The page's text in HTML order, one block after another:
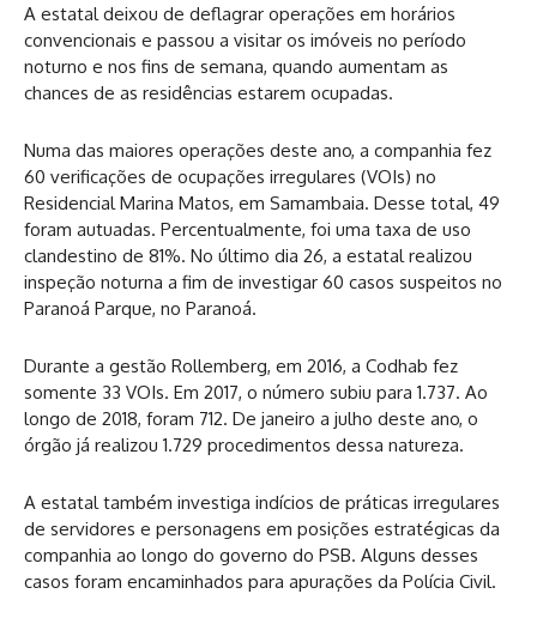
A estatal deixou de deflagrar operações em horários
convencionais e passou a visitar os imóveis no período
noturno e nos fins de semana, quando aumentam as
chances de as residências estarem ocupadas.
Numa das maiores operações deste ano, a companhia fez
60 verificações de ocupações irregulares (VOIs) no
Residencial Marina Matos, em Samambaia. Desse total, 49
foram autuadas. Percentualmente, foi uma taxa de uso
clandestino de 81%. No último dia 26, a estatal realizou
inspeção noturna a fim de investigar 60 casos suspeitos no
Paranoá Parque, no Paranoá.
Durante a gestão Rollemberg, em 2016, a Codhab fez
somente 33 VOIs. Em 2017, o número subiu para 1.737. Ao
longo de 2018, foram 712. De janeiro a julho deste ano, o
órgão já realizou 1.729 procedimentos dessa natureza.
A estatal também investiga indícios de práticas irregulares
de servidores e personagens em posições estratégicas da
companhia ao longo do governo do PSB. Alguns desses
casos foram encaminhados para apurações da Polícia Civil.